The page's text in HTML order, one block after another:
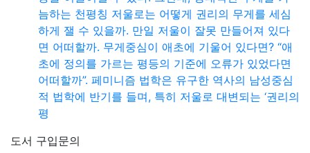
늠하는 천평칭 저울로는 어떻게 권리의 무게를 세심
하게 잴 수 있을까. 만일 저울이 잘못 만들어져 있다
면 어떠할까. 무게중심이 애초에 기울어 있다면? “애
초에 정의를 가르는 평등의 기준에 오류가 있었다면
어떠할까”. 페미니즘 법학은 유구한 역사의 남성중심
적 법학에 반기를 들며, 특히 저울로 대변되는 ‘권리의
평
도서 구입문의